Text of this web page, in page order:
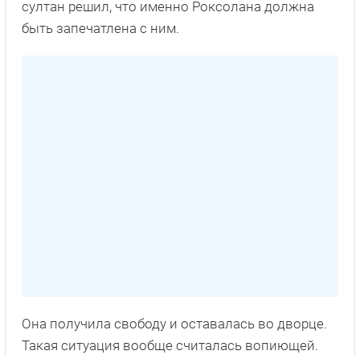
султан решил, что именно Роксолана должна
быть запечатлена с ним.
Она получила свободу и оставалась во дворце.
Такая ситуация вообще считалась вопиющей.